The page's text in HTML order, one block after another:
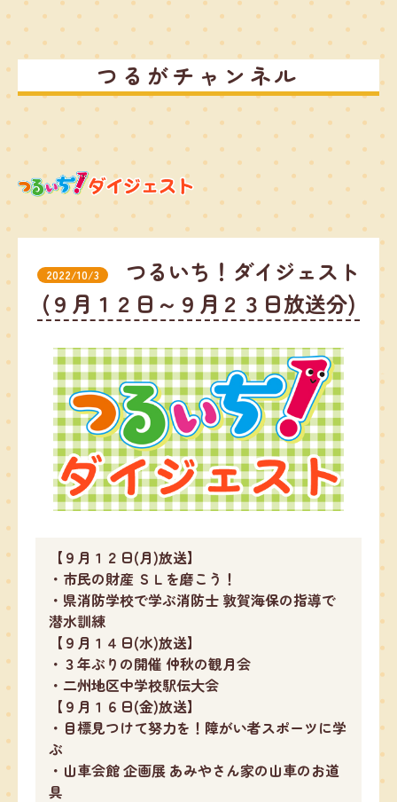
つるがチャンネル
2022/10/3
つるいち！ダイジェスト
(９月１２日～９月２３日放送分)
【９月１２日(月)放送】
・市民の財産 ＳＬを磨こう！
・県消防学校で学ぶ消防士 敦賀海保の指導で
潜水訓練
【９月１４日(水)放送】
・３年ぶりの開催 仲秋の観月会
・二州地区中学校駅伝大会
【９月１６日(金)放送】
・目標見つけて努力を！障がい者スポーツに学
ぶ
・山車会館 企画展 あみやさん家の山車のお道
具